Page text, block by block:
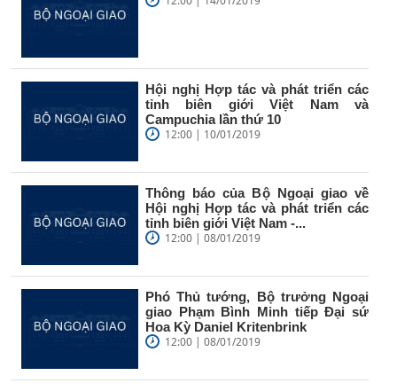
Hội nghị Hợp tác và phát triển các
tỉnh biên giới Việt Nam và
Campuchia lần thứ 10
12:00 | 10/01/2019
Thông báo của Bộ Ngoại giao về
Hội nghị Hợp tác và phát triển các
tỉnh biên giới Việt Nam -...
12:00 | 08/01/2019
Phó Thủ tướng, Bộ trưởng Ngoại
giao Phạm Bình Minh tiếp Đại sứ
Hoa Kỳ Daniel Kritenbrink
12:00 | 08/01/2019